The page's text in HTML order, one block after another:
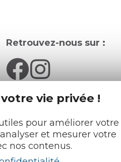
vie privée !
pour améliorer votre
et mesurer votre
nos contenus.
Retrouvez-nous sur :
Espace pro
Partenaires
English